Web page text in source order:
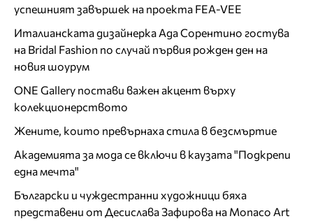
успешният завършек на проекта FEA-VEE
Италианската дизайнерка Ада Сорентино гостува
на Bridal Fashion по случай първия рожден ден на
новия шоурум
ONE Gallery постави важен акцент върху
колекционерството
Жените, които превърнаха стила в безсмъртие
Академията за мода се включи в каузата "Подкрепи
една мечта"
Български и чуждестранни художници бяха
представени от Десислава Зафирова на Monaco Art